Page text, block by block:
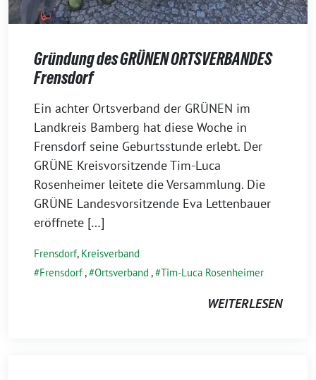
Gründung des GRÜNEN ORTSVERBANDES
Frensdorf
29.
Juli
2026
Ein achter Ortsverband der GRÜNEN im
Landkreis Bamberg hat diese Woche in
Frensdorf seine Geburtsstunde erlebt. Der
GRÜNE Kreisvorsitzende Tim-Luca
Rosenheimer leitete die Versammlung. Die
GRÜNE Landesvorsitzende Eva Lettenbauer
eröffnete […]
Frensdorf, Kreisverband
Frensdorf, Ortsverband , Tim-Luca Rosenheimer
WEITERLESEN